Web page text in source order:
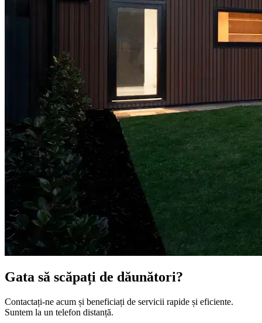
Gata să scăpați de dăunători?
Contactați-ne acum și beneficiați de servicii rapide și eficiente.
Suntem la un telefon distanță.